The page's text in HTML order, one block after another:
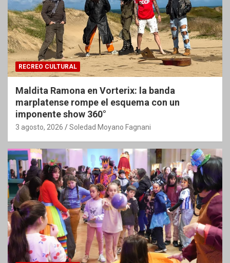
RECREO CULTURAL
Maldita Ramona en Vorterix: la banda
marplatense rompe el esquema con un
imponente show 360°
3 agosto, 2026 Soledad Moyano Fagnani